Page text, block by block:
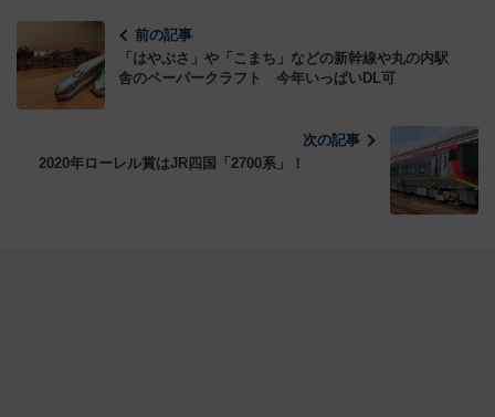
前の記事
「はやぶさ」や「こまち」などの新幹線や丸の内駅
舎のペーパークラフト 今年いっぱいDL可
次の記事
2020年ローレル賞はJR四国「2700系」！